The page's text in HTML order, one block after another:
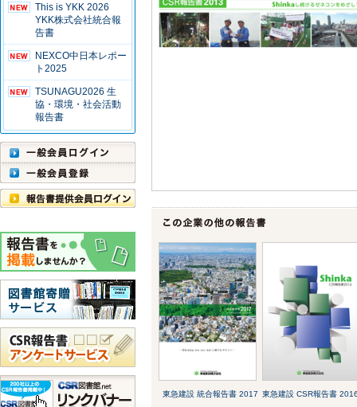
This is YKK 2026
YKK株式会社統合報
告書
NEXCO中日本レポー
ト2025
TSUNAGU2026 生
協・環境・社会活動
報告書
東急建設 統合報告書 2017 東急建設 CSR報告書